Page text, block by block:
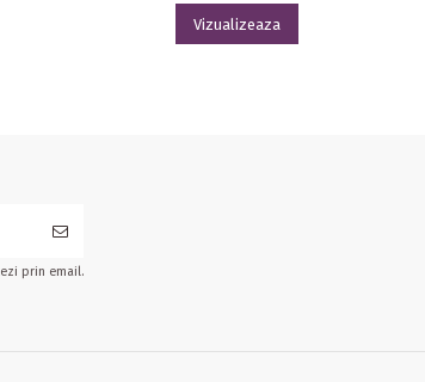
Vizualizeaza
prin email.